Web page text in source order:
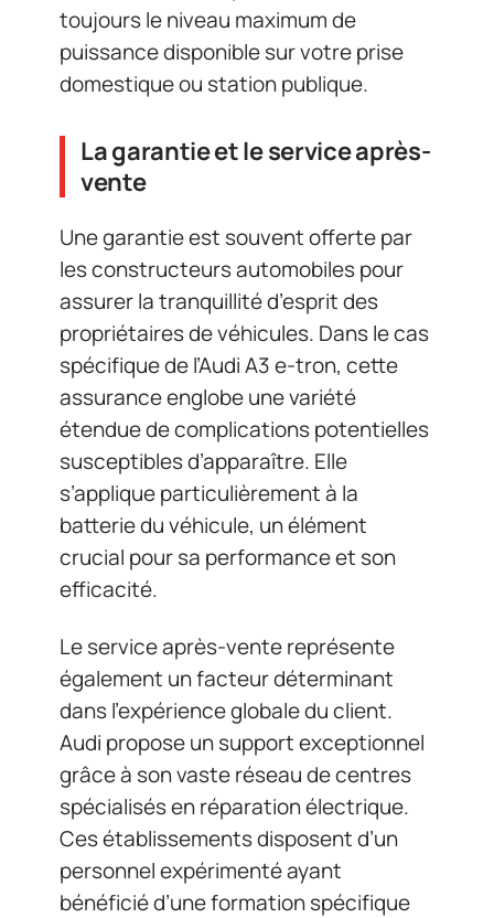
toujours le niveau maximum de
puissance disponible sur votre prise
domestique ou station publique.
La garantie et le service après-
vente
Une garantie est souvent offerte par
les constructeurs automobiles pour
assurer la tranquillité d’esprit des
propriétaires de véhicules. Dans le cas
spécifique de l’Audi A3 e-tron, cette
assurance englobe une variété
étendue de complications potentielles
susceptibles d’apparaître. Elle
s’applique particulièrement à la
batterie du véhicule, un élément
crucial pour sa performance et son
efficacité.
Le service après-vente représente
également un facteur déterminant
dans l’expérience globale du client.
Audi propose un support exceptionnel
grâce à son vaste réseau de centres
spécialisés en réparation électrique.
Ces établissements disposent d’un
personnel expérimenté ayant
bénéficié d’une formation spécifique